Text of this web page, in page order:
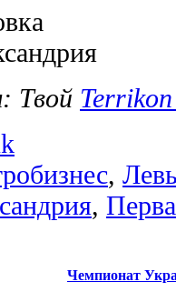
Твой
,
,
Чемпионат